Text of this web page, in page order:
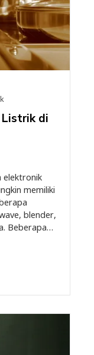
di
elektronik
memiliki
blender,
Beberapa…